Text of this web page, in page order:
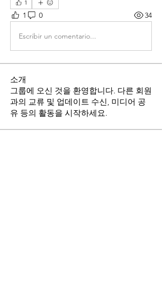
1
1 0 34
Escribir un comentario...
소개
그룹에 오신 것을 환영합니다. 다른 회원
과의 교류 및 업데이트 수신, 미디어 공
유 등의 활동을 시작하세요.